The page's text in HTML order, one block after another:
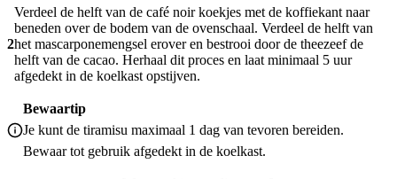
2
Verdeel de helft van de café noir koekjes met de koffiekant naar
beneden over de bodem van de ovenschaal. Verdeel de helft van
het mascarponemengsel erover en bestrooi door de theezeef de
helft van de cacao. Herhaal dit proces en laat minimaal 5 uur
afgedekt in de koelkast opstijven.
Bewaartip
Je kunt de tiramisu maximaal 1 dag van tevoren bereiden.
Bewaar tot gebruik afgedekt in de koelkast.